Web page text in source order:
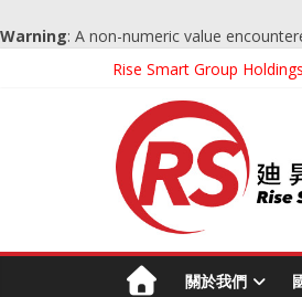
Warning: A non-numeric value
Rise Smart Group
關於我們